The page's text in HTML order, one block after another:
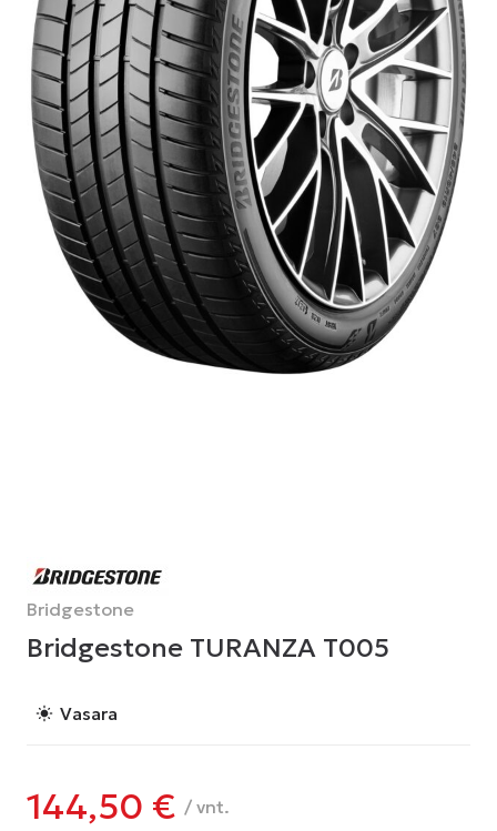
Bridgestone
Bridgestone TURANZA T005
light_mode Vasara
144,50 € / vnt.